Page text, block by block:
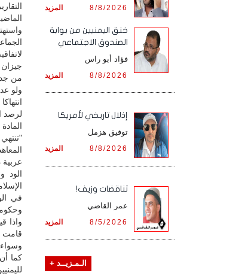
من
لرصد
عربية
الود
في
قامت
كما
المزيد 8/8/2026
خنق اليمنيين من بوابة
الصندوق الاجتماعي
فؤاد أبو راس
المزيد 8/8/2026
إذلال تاريخي لأمريكا
توفيق هزمل
المزيد 8/8/2026
تناقضات وزيف!
عمر القاضي
المزيد 8/5/2026
الـمـزيــد +